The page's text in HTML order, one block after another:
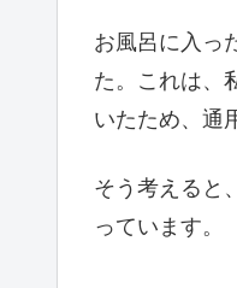
お風呂に入っ
た。これは、
いたため、通
そう考えると
っています。